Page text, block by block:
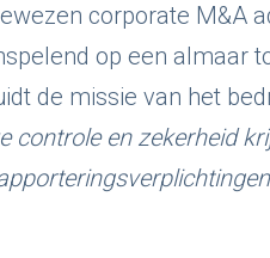
corporate M&A
op een almaar
de missie van het
controle en zekerheid